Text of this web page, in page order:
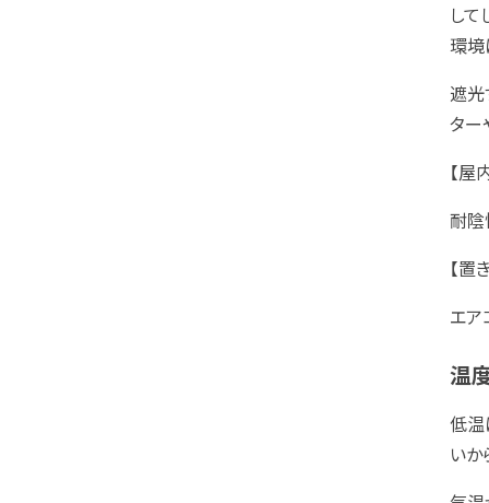
し
環境
遮光
ター
【屋
耐陰
【置
エア
温
低温
いか